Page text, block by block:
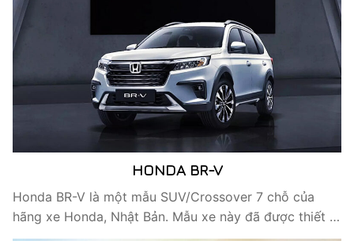
HONDA BR-V
Honda BR-V là một mẫu SUV/Crossover 7 chỗ của
hãng xe Honda, Nhật Bản. Mẫu xe này đã được thiết …